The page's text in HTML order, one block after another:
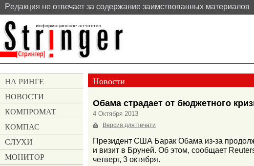
Pедакция не отвечает за содержание заимствованных материалов
Новости
Обама страдает от бюджетного
4 Октября 2013
Версия для печати
Президент США Барак Обама из-за
и визит в Бруней. Об этом, сообщает
четверг, 3 октября.
НА РИНГЕ
НОВОСТИ
КОМПРОМАТ
КОМПАС
СЛУХИ
МОНИТОР